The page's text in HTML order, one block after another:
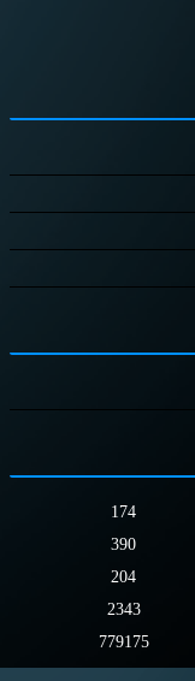
174
390
204
2343
779175